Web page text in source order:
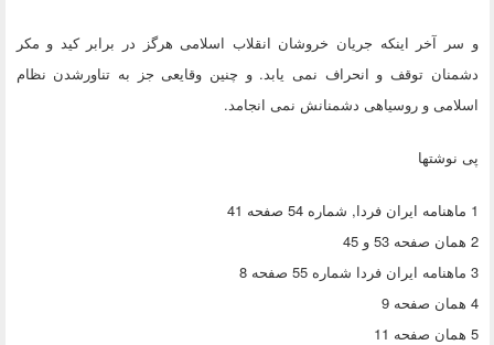
و سر آخر اینکه جریان خروشان انقلاب اسلامی هرگز در برابر کید و مکر
دشمنان توقف و انحراف نمی یابد. و چنین وقایعی جز به تناورشدن نظام
اسلامی و روسیاهی دشمنانش نمی انجامد.
پی نوشتها
1 ماهنامه ایران فردا, شماره 54 صفحه 41
2 همان صفحه 53 و 45
3 ماهنامه ایران فردا شماره 55 صفحه 8
4 همان صفحه 9
5 همان صفحه 11